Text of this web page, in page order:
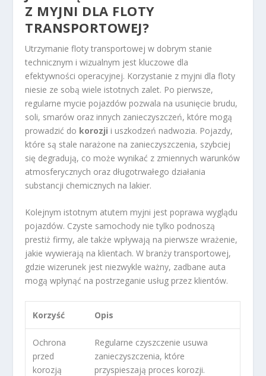
Z MYJNI DLA FLOTY
TRANSPORTOWEJ?
Utrzymanie floty transportowej w dobrym stanie
technicznym i wizualnym jest kluczowe dla
efektywności operacyjnej. Korzystanie z myjni dla floty
niesie ze sobą wiele istotnych zalet. Po pierwsze,
regularne mycie pojazdów pozwala na usunięcie brudu,
soli, smarów oraz innych zanieczyszczeń, które mogą
prowadzić do korozji i uszkodzeń nadwozia. Pojazdy,
które są stale narażone na zanieczyszczenia, szybciej
się degradują, co może wynikać z zmiennych warunków
atmosferycznych oraz długotrwałego działania
substancji chemicznych na lakier.
Kolejnym istotnym atutem myjni jest poprawa wyglądu
pojazdów. Czyste samochody nie tylko podnoszą
prestiż firmy, ale także wpływają na pierwsze wrażenie,
jakie wywierają na klientach. W branży transportowej,
gdzie wizerunek jest niezwykle ważny, zadbane auta
mogą wpłynąć na postrzeganie usług przez klientów.
Korzyść Opis
Ochrona
przed
korozją
Regularne czyszczenie usuwa
zanieczyszczenia, które
przyspieszają proces korozji.